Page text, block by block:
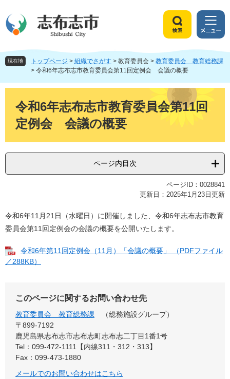
ジ
頭
ュ
飛
索
メ
ニ
ュ
ー
現在地 トップページ > 組織でさがす > 教育委員会 > 教育委員会 教育総務課
> 令和6年志布志市教育委員会第11回定例会 会議の概要
令和6年志布志市教育委員会第11回
定例会 会議の概要
ページ内目次
ページID：0028841
更新日：2025年1月23日更新
令和6年11月21日（水曜日）に開催しました、令和6年志布志市教育
委員会第11回定例会の会議の概要を公開いたします。
令和6年第11回定例会（11月）「会議の概要」 （PDFファイル
／288KB）
このページに関するお問い合わせ先
教育委員会 教育総務課
総務施設グループ
〒899-7192
鹿児島県志布志市志布志町志布志二丁目1番1号
Tel：099-472-1111【内線311・312・313】
Fax：099-473-1880
メールでのお問い合わせはこちら